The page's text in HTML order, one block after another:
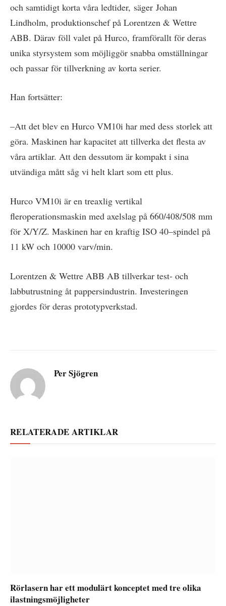
och samtidigt korta våra ledtider, säger Johan
Lindholm, produktionschef på Lorentzen & Wettre
ABB. Därav föll valet på Hurco, framförallt för deras
unika styrsystem som möjliggör snabba omställningar
och passar för tillverkning av korta serier.
Han fortsätter:
–Att det blev en Hurco VM10i har med dess storlek att
göra. Maskinen har kapacitet att tillverka det flesta av
våra artiklar. Att den dessutom är kompakt i sina
utvändiga mått såg vi helt klart som ett plus.
Hurco VM10i är en treaxlig vertikal
fleroperationsmaskin med axelslag på 660/408/508 mm
för X/Y/Z. Maskinen har en kraftig ISO 40–spindel på
11 kW och 10000 varv/min.
Lorentzen & Wettre ABB AB tillverkar test- och
labbutrustning åt pappersindustrin. Investeringen
gjordes för deras prototypverkstad.
Per Sjögren
RELATERADE ARTIKLAR
Rörlasern har ett modulärt konceptet med tre olika
ilastningsmöjligheter